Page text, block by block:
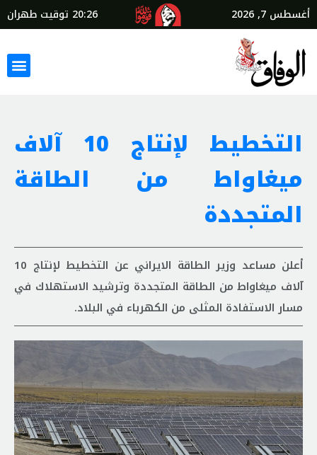
أغسطس 7, 2026 20:26 توقيت طهران
التخطيط لإنتاج 10 آلاف
ميغاواط من الطاقة
المتجددة
أعلن مساعد وزير الطاقة الايراني عن التخطيط لإنتاج 10
آلاف ميغاواط من الطاقة المتجددة وترشيد الاستهلاك في
مسار الاستفادة المثلى من الكهرباء في البلاد.